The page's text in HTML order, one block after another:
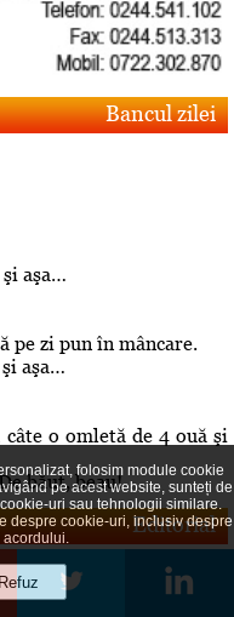
Bancul zilei
aşa…
pe zi pun în mâncare.
aşa…
o omletă de 4 ouă şi
băut, beau!
Editorial
folosim module cookie
pe acest website, sunteți de
uri sau tehnologii similare.
despre cookie-uri, inclusiv despre